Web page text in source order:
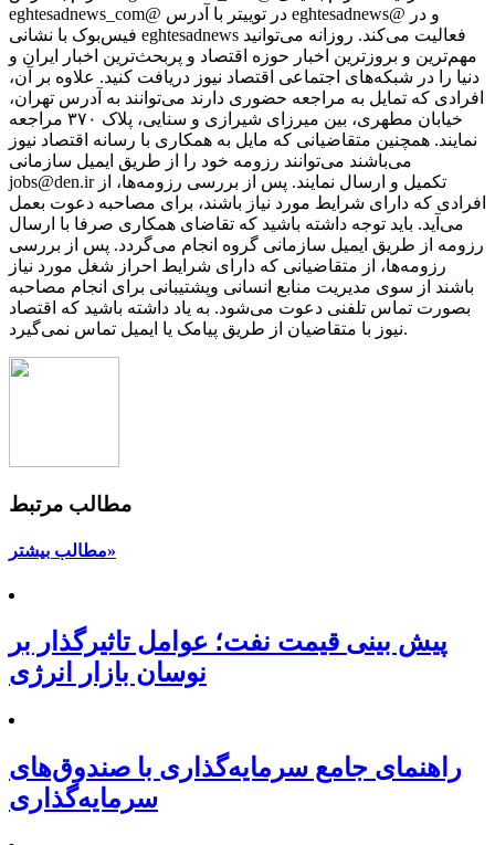
eghtesadnews_com@ در توییتر با آدرس eghtesadnews@ و در
فیس‌بوک با نشانی eghtesadnews فعالیت می‌کند. روزانه می‌توانید
مهم‌ترین و بروزترین اخبار حوزه اقتصاد و پربحث‌ترین اخبار ایران و
دنیا را در شبکه‌های اجتماعی اقتصاد نیوز دریافت کنید. علاوه بر آن،
افرادی که تمایل به مراجعه حضوری دارند می‌توانند به آدرس تهران،
خیابان مطهری، بین میرزای شیرازی و سنایی، پلاک ۳۷۰ مراجعه
نمایند. همچنین متقاضیانی که مایل به همکاری با رسانه‌ اقتصاد نیوز
می‌باشند می‌توانند رزومه خود را از طریق ایمیل سازمانی
jobs@den.ir تکمیل و ارسال نمایند. پس از بررسی رزومه‌ها، از
افرادی که دارای شرایط مورد نیاز باشند، برای مصاحبه دعوت بعمل
می‌آید. باید توجه داشته باشید که تقاضای همکاری صرفا با ارسال
رزومه از طریق ایمیل سازمانی گروه انجام می‌گردد. پس از بررسی
رزومه‌ها، از متقاضیانی که دارای شرایط احراز شغل مورد نیاز
باشند از سوی مدیریت منابع انسانی وپشتیبانی برای انجام مصاحبه
بصورت تماس تلفنی دعوت می‌شود. به یاد داشته باشید که اقتصاد
نیوز با متقاضیان از طریق پیامک یا ایمیل تماس نمی‌گیرد.
مطالب مرتبط
مطالب بیشتر»
پیش بینی قیمت نفت؛ عوامل تاثیرگذار بر
نوسان بازار انرژی
راهنمای جامع سرمایه‌گذاری با صندوق‌های
سرمایه‌گذاری